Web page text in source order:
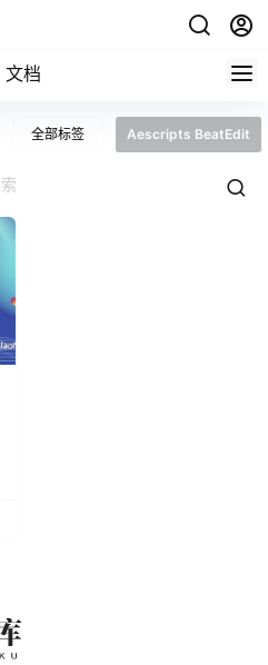
文档
全部标签 Aescripts BeatEdit